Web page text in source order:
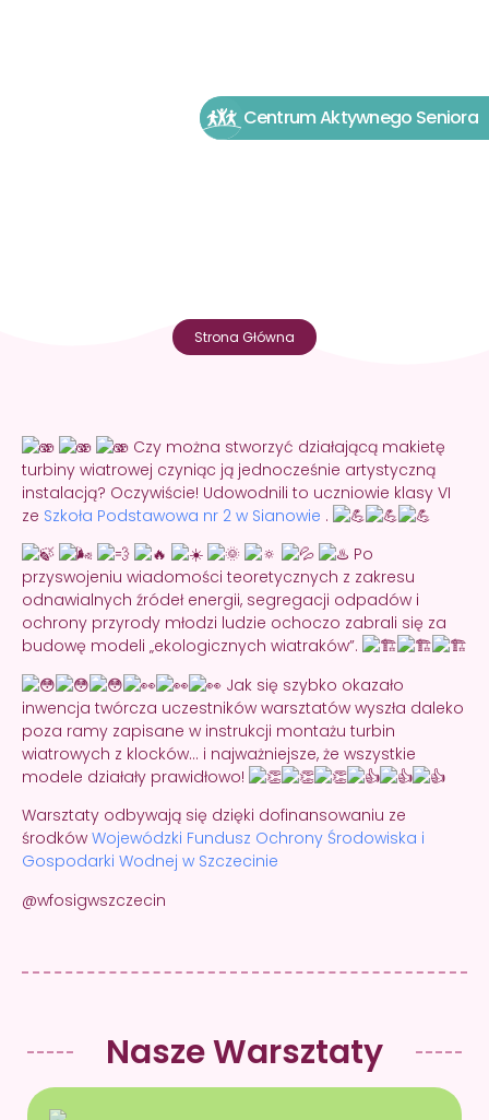
Centrum Aktywnego Seniora
Strona Główna
Czy można stworzyć działającą makietę
turbiny wiatrowej czyniąc ją jednocześnie artystyczną
instalacją? Oczywiście! Udowodnili to uczniowie klasy VI
ze Szkoła Podstawowa nr 2 w Sianowie .
Po
przyswojeniu wiadomości teoretycznych z zakresu
odnawialnych źródeł energii, segregacji odpadów i
ochrony przyrody młodzi ludzie ochoczo zabrali się za
budowę modeli „ekologicznych wiatraków”.
Jak się szybko okazało
inwencja twórcza uczestników warsztatów wyszła daleko
poza ramy zapisane w instrukcji montażu turbin
wiatrowych z klocków… i najważniejsze, że wszystkie
modele działały prawidłowo!
Warsztaty odbywają się dzięki dofinansowaniu ze
środków Wojewódzki Fundusz Ochrony Środowiska i
Gospodarki Wodnej w Szczecinie
@wfosigwszczecin
Nasze Warsztaty